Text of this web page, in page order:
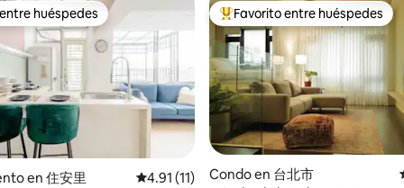
además de mantener la
la residencia, por favor baja el
de las 10:00 p. m. y
a los vecinos tiempo de
el depósito se deducirá si hay
de las reglas y arruinó la
si necesitas dejar tu equipaje,
2 de la estación
Esperamos que este lugar no
alojamiento, sino un recuerdo
que valga la pena conservar.
huéspedes
huéspedes
en 住安里 Calificación promedio: 4.91 de 5, 11 reseñas
4.91 (11)
Favorito entre huéspedes
Favorito entre huéspedes
Condo en 台北市